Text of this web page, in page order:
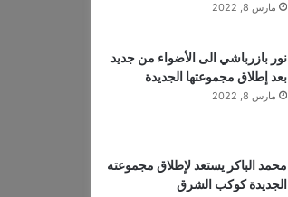
مارس 8, 2022
نور بازرباشي الى الأضواء من جديد
بعد إطلاق مجموعتها الجديدة
مارس 8, 2022
محمد الباكر يستعد لإطلاق مجموعته
الجديدة كوكب الشرق